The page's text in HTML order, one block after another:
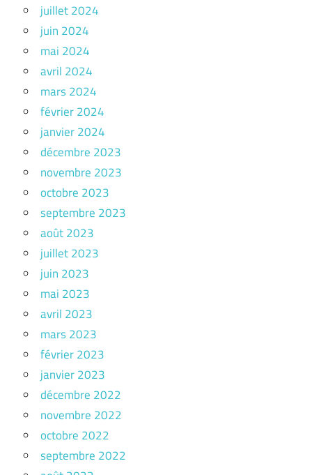
juillet 2024
juin 2024
mai 2024
avril 2024
mars 2024
février 2024
janvier 2024
décembre 2023
novembre 2023
octobre 2023
septembre 2023
août 2023
juillet 2023
juin 2023
mai 2023
avril 2023
mars 2023
février 2023
janvier 2023
décembre 2022
novembre 2022
octobre 2022
septembre 2022